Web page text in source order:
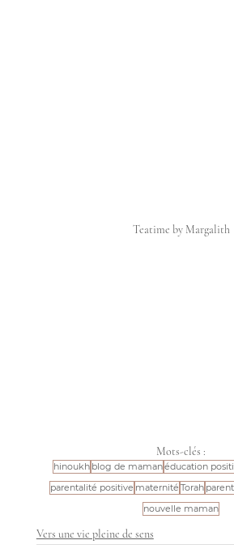
Teatime by Margalith
Mots-clés :
hinoukh blog de mamanéducation
parentalité positive maternité Torah
nouvelle maman
Vers une vie pleine de sens